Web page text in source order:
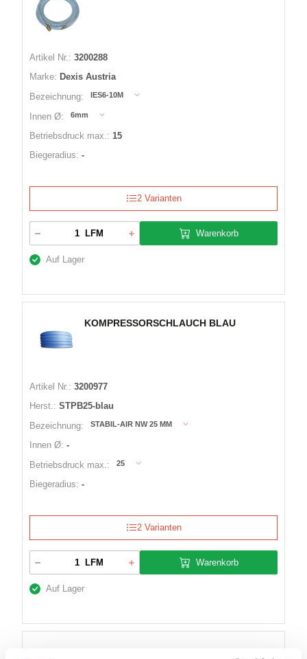
Artikel Nr.: 3200288
Marke: Dexis Austria
Bezeichnung:
IES6-10M
Innen Ø: 6mm
Betriebsdruck max.: 15
Biegeradius: -
2 Varianten
LFM Warenkorb
Auf Lager
KOMPRESSORSCHLAUCH BLAU
Artikel Nr.: 3200977
Herst.: STPB25-blau
Bezeichnung:
STABIL-AIR NW 25 MM
Innen Ø: -
Betriebsdruck max.:
25
Biegeradius: -
2 Varianten
LFM Warenkorb
Auf Lager